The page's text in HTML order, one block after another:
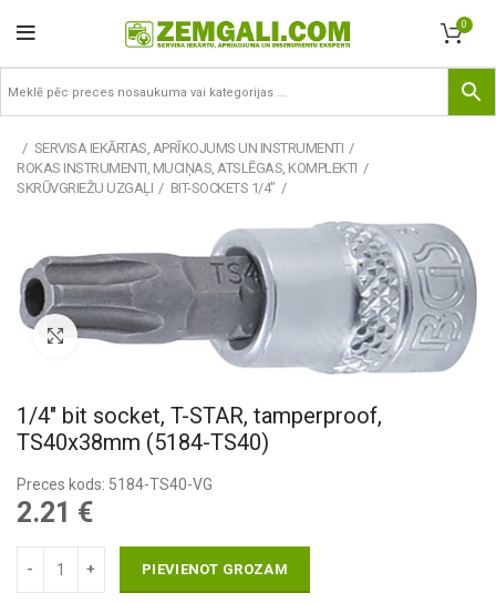
0
SERVISA IEKĀRTAS, APRĪKOJUMS UN INSTRUMENTI
ROKAS INSTRUMENTI, MUCIŅAS, ATSLĒGAS, KOMPLEKTI
SKRŪVGRIEŽU UZGAĻI
BIT-SOCKETS 1/4"
Pietuvināt
1/4″ bit socket, T-STAR, tamperproof,
TS40x38mm (5184-TS40)
Preces kods: 5184-TS40-VG
2.21 €
PIEVIENOT GROZAM